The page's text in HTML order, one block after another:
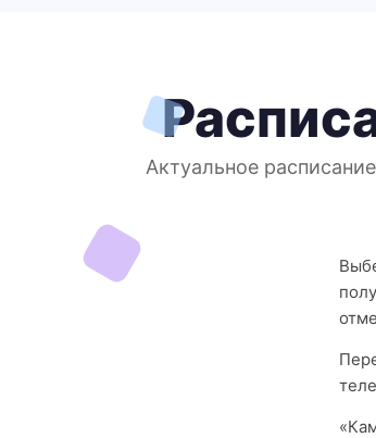
Актуальное